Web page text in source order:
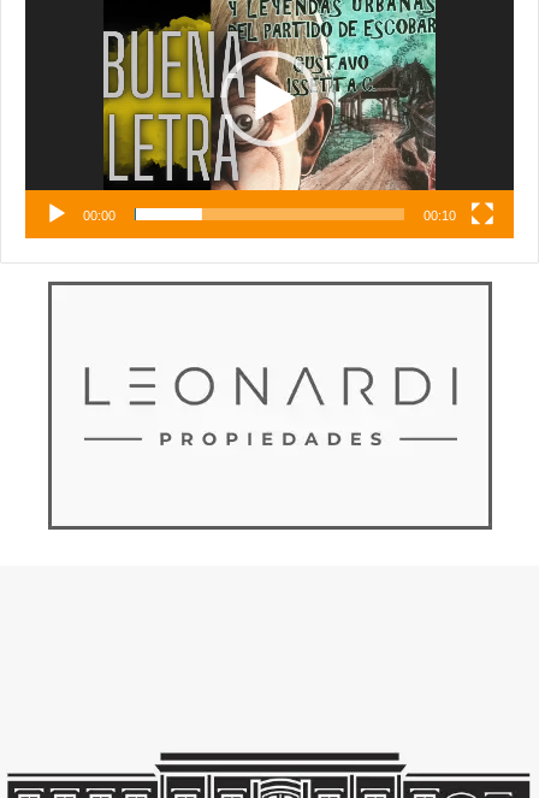
00:00 00:10